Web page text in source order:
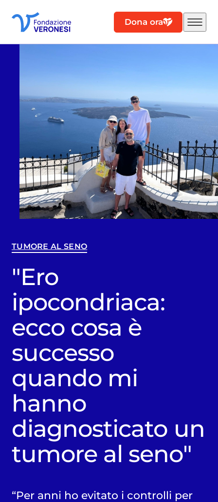
Dona ora
TUMORE AL SENO
"Ero
ipocondriaca:
ecco cosa è
successo
quando mi
hanno
diagnosticato un
tumore al seno"
“Per anni ho evitato i controlli per